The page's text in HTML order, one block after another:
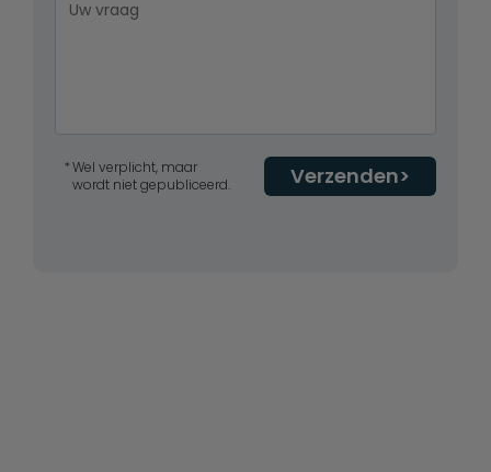
Verzenden
Wel verplicht, maar
wordt niet gepubliceerd.